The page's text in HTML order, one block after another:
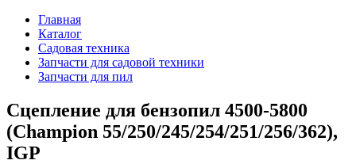
Главная
Каталог
Садовая техника
Запчасти для садовой техники
Запчасти для пил
Сцепление для бензопил 4500-5800
(Champion 55/250/245/254/251/256/362),
IGP